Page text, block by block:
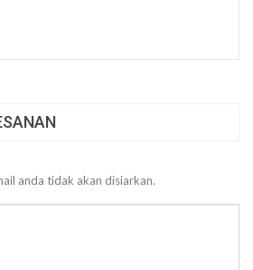
anda tidak akan disiarkan.